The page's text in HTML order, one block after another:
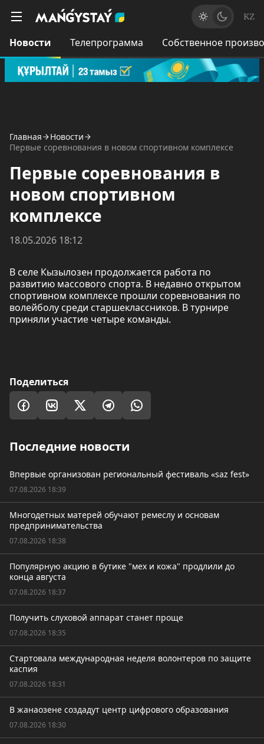
KZ
Новости Телепрограмма Собственное
Главная
Новости
Первые соревнования в новом спортивном комплексе
Первые соревнования в
новом спортивном
комплексе
18.05.2026 18:12
В селе Кызылозен продолжается работа по
развитию массового спорта. В недавно открытом
спортивном комплексе прошли соревнования по
волейболу среди старшеклассников. В турнире
приняли участие четыре команды.
Поделиться
Последние новости
Впервые организован региональный фестиваль «saz fest»
07.08.2026 18:39
Многодетных матерей обучают ремеслу и основам
предпринимательства
07.08.2026 18:38
Популярную акцию в бутике "мех и кожа" продлили до
конца августа
07.08.2026 18:37
Получить слуховой аппарат станет проще
07.08.2026 18:35
Стартовала международная неделя волонтеров по защите
каспия
07.08.2026 18:31
В жанаозене создадут центр цифрового образования
07.08.2026 18:30